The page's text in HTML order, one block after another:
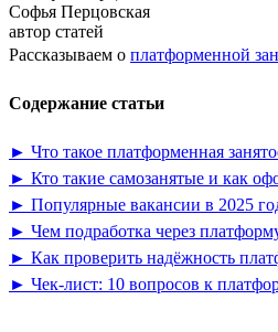
Софья Перцовская
автор статей
Рассказываем о платформенной
Содержание статьи
► Что такое платформенная
► Кто такие самозанятые и как
► Популярные вакансии в 2025
► Чем подработка через
► Как проверить надёжность
► Чек-лист: 10 вопросов к